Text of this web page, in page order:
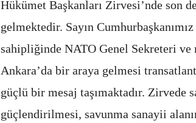
Hükümet Başkanları Zirvesi’nde son
gelmektedir. Sayın
sahipliğinde NATO Genel Sekreteri
Ankara’da bir araya gelmesi
güçlü bir mesaj taşımaktadır. Zirvede
güçlendirilmesi, savunma sanayii